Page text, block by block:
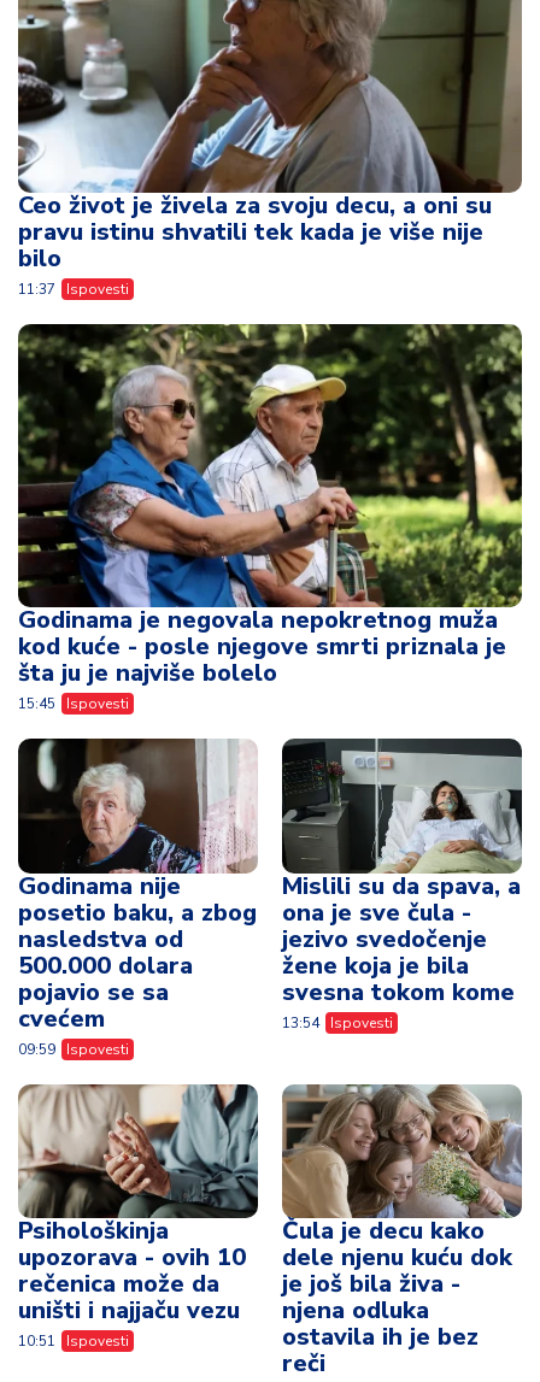
Ceo život je živela za svoju decu, a oni su
pravu istinu shvatili tek kada je više nije
bilo
11:37 Ispovesti
Godinama je negovala nepokretnog muža
kod kuće - posle njegove smrti priznala je
šta ju je najviše bolelo
15:45 Ispovesti
Godinama nije
posetio baku, a zbog
nasledstva od
500.000 dolara
pojavio se sa
cvećem
09:59 Ispovesti
Mislili su da spava, a
ona je sve čula -
jezivo svedočenje
žene koja je bila
svesna tokom kome
13:54 Ispovesti
Psihološkinja
upozorava - ovih 10
rečenica može da
uništi i najjaču vezu
10:51 Ispovesti
Čula je decu kako
dele njenu kuću dok
je još bila živa -
njena odluka
ostavila ih je bez
reči